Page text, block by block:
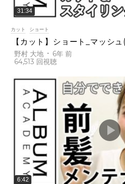
31:34
カット ショート
【カット】ショート_マッシ
野村 大地
6年 前
64,513
6:42